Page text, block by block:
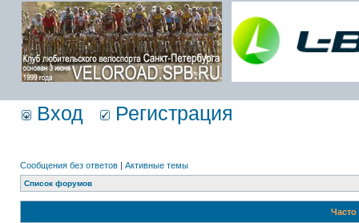
Вход Регистрация
Сообщения без ответов | Активные темы
Список форумов